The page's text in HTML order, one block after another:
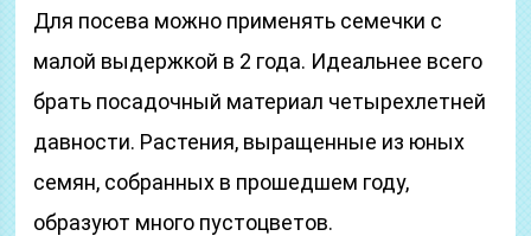
Для посева можно применять семечки с
малой выдержкой в 2 года. Идеальнее всего
брать посадочный материал четырехлетней
давности. Растения, выращенные из юных
семян, собранных в прошедшем году,
образуют много пустоцветов.